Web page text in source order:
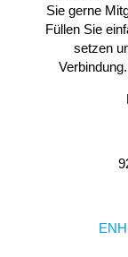
Sie gerne
Füllen Sie
setzen